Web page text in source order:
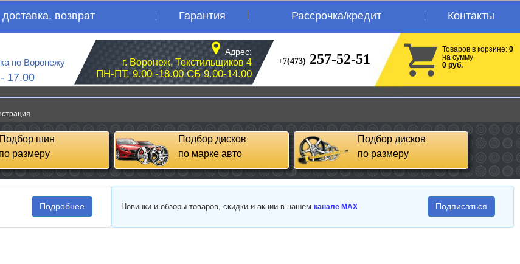
возврат Гарантия Рассрочка/кредит Контакты
по Воронежу
17.00
Адрес:
г. Воронеж, Текстильщиков 4
ПН-ПТ, 9.00 -18.00 СБ 9.00-14.00
+7(473) 257-52-51
Товаров в корзине: 0
на сумму
0 руб.
Подбор шин
по размеру
Подбор дисков
по марке авто
Подбор дисков
по размеру
Подробнее Новинки и обзоры товаров, скидки и акции в нашем канале MAX Подписаться